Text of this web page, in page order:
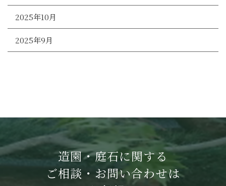
2025年10月
2025年9月
造園・庭石に関する
ご相談・お問い合わせは